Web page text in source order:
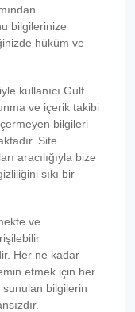
bilgilerinize
hüküm ve
kullanıcı Gulf
ve içerik takibi
bilgileri
Site
aracılığıyla bize
sıkı bir
ve
Her ne kadar
etmek için her
bilgilerin